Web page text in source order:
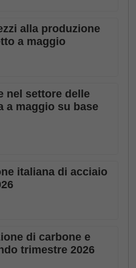
alla produzione
a maggio
nel settore delle
a maggio su base
italiana di acciaio
di carbone e
trimestre 2026